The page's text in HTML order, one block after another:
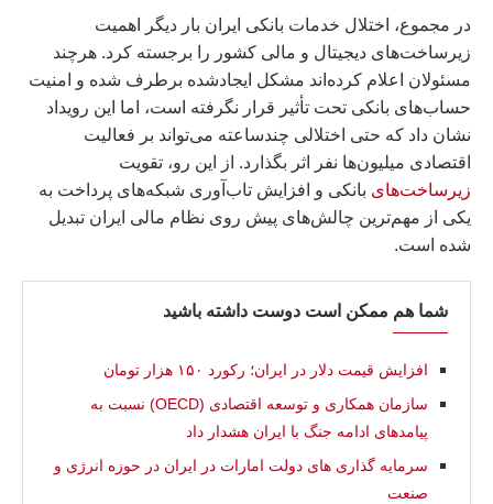
در مجموع، اختلال خدمات بانکی ایران بار دیگر اهمیت
زیرساخت‌های دیجیتال و مالی کشور را برجسته کرد. هرچند
مسئولان اعلام کرده‌اند مشکل ایجادشده برطرف شده و امنیت
حساب‌های بانکی تحت تأثیر قرار نگرفته است، اما این رویداد
نشان داد که حتی اختلالی چندساعته می‌تواند بر فعالیت
اقتصادی میلیون‌ها نفر اثر بگذارد. از این رو، تقویت
زیرساخت‌های بانکی و افزایش تاب‌آوری شبکه‌های پرداخت به
یکی از مهم‌ترین چالش‌های پیش روی نظام مالی ایران تبدیل
شده است.
شما هم ممکن است دوست داشته باشید
افزایش قیمت دلار در ایران؛ رکورد ۱۵۰ هزار تومان
سازمان همکاری و توسعه اقتصادی (OECD) نسبت به
پیامدهای ادامه جنگ با ایران هشدار داد
سرمایه‌ گذاری‌ های دولت امارات در ایران در حوزه انرژی و
صنعت